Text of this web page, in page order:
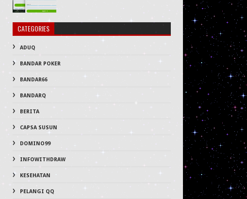
CATEGORIES
ADUQ
BANDAR POKER
BANDAR66
BANDARQ
BERITA
CAPSA SUSUN
DOMINO99
INFOWITHDRAW
KESEHATAN
PELANGI QQ